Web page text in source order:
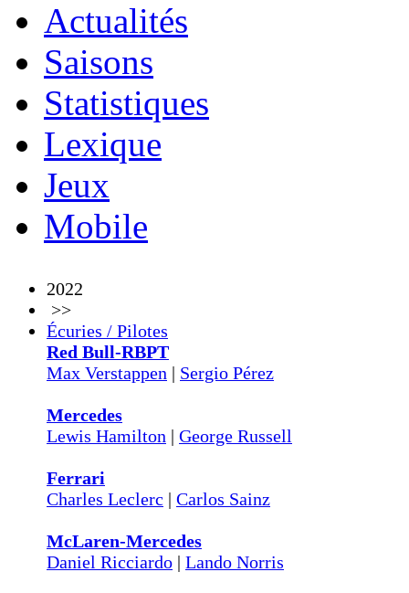
Actualités
Saisons
Statistiques
Lexique
Jeux
Mobile
2022
>>
Écuries / Pilotes
Red Bull-RBPT
Max Verstappen | Sergio Pérez
Mercedes
Lewis Hamilton | George Russell
Ferrari
Charles Leclerc | Carlos Sainz
McLaren-Mercedes
Daniel Ricciardo | Lando Norris